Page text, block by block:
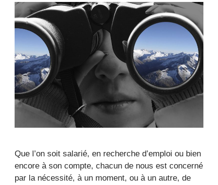
Que l’on soit salarié, en recherche d’emploi ou bien
encore à son compte, chacun de nous est concerné
par la nécessité, à un moment, ou à un autre, de